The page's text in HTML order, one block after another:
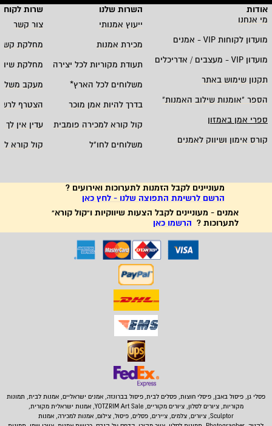
פסלי גן, פיסול באבן, פיסלי חוצות, פסלים לבית,פיסול בברונזה, אמנים ישראליים, אמנות לבית, תמונות
מקוריות, ציורים לסלון, ציורים מקוריים, YOTZRIM Art Sale, אמנות ישראלית מקורית,
Sculptor, ציורים, צלמים, ציירים, פסלים, פיסול, צילום, אמנות למכירה, אמנות
אודות השרות שלנו
שרות
מי אנחנו
ייעוץ אמנותי
צור קשר
מועדון לקוחותVIP - אמנים מכירת אמנות
מחלקת
מועדון
מעצבים / אדריכלים תעודת מקוריות לכל יצירה
מחלקת
תקנון שימוש באתר
משלוחים לכל הארץ*
מעקב
הספר "אומנות שילוב האמנות" בדרך להיות אמן מוכר
הצטרף
ספרי אמן באמזון
קול קורא למכירה פומבית
עדין אין לך
קורס אימון ושיווק לאמנים
משלוחים לחו"ל קול קורא
מעוניינים לקבל הזמנות לתערוכות ואירועים ?
הרשם לרשימת התפוצה שלנו - לחץ כאן
אמנים - מעוניינים לקבל הצעות שיווקיות ו"קול קורא"
לתערוכות ? הרשמו כאן